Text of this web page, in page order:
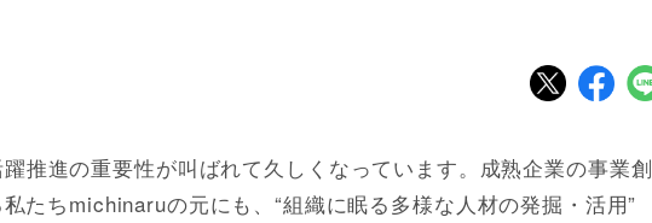
推進の重要性が叫ばれて久しくなっています。成熟企業の事業創
たちmichinaruの元にも、“組織に眠る多様な人材の発掘・活用”